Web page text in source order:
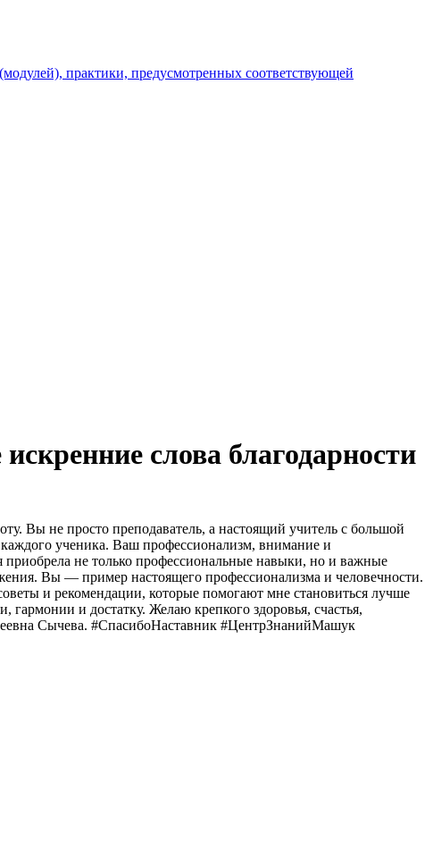
практики, предусмотренных соответствующей
слова благодарности
Вы не просто преподаватель, а настоящий учитель с большой
ученика. Ваш профессионализм, внимание и
не только профессиональные навыки, но и важные
Вы — пример настоящего профессионализма и человечности.
и рекомендации, которые помогают мне становиться лучше
и достатку. Желаю крепкого здоровья, счастья,
Сычева. #СпасибоНаставник #ЦентрЗнанийМашук